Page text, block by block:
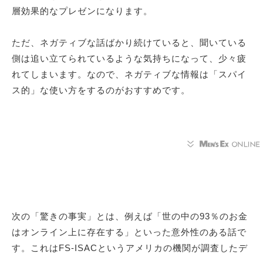
層効果的なプレゼンになります。
ただ、ネガティブな話ばかり続けていると、聞いている
側は追い立てられているような気持ちになって、少々疲
れてしまいます。なので、ネガティブな情報は「スパイ
ス的」な使い方をするのがおすすめです。
次の「驚きの事実」とは、例えば「世の中の93％のお金
はオンライン上に存在する」といった意外性のある話で
す。これはFS-ISACというアメリカの機関が調査したデ